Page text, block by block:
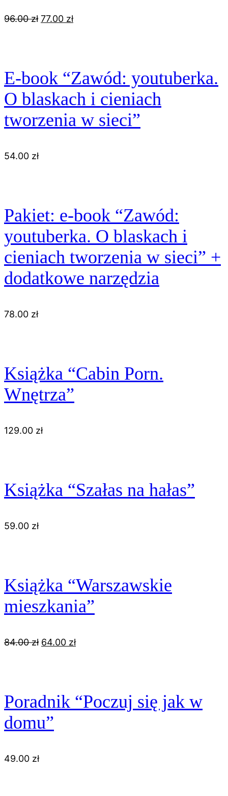
96.00zł Pierwotna
77.00 złAktualna
E-book “Zawód: youtuberka.
O blaskach i cieniach
tworzenia w sieci”
54.00 zł
Pakiet: e-book “Zawód:
youtuberka. O blaskach i
cieniach tworzenia w sieci” +
dodatkowe narzędzia
78.00 zł
Książka “Cabin Porn.
Wnętrza”
129.00 zł
Książka “Szałas na hałas”
59.00 zł
Książka “Warszawskie
mieszkania”
84.00zł Pierwotna
64.00 złAktualna
Poradnik “Poczuj się jak w
domu”
49.00 zł